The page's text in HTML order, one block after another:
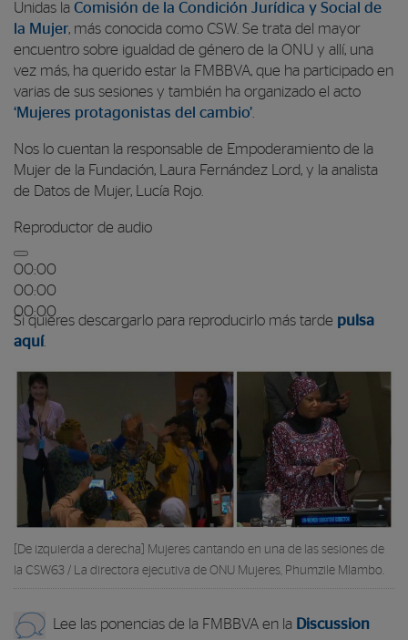
Unidas la Comisión de la Condición Jurídica y Social de
la Mujer, más conocida como CSW. Se trata del mayor
encuentro sobre igualdad de género de la ONU y allí, una
vez más, ha querido estar la FMBBVA, que ha participado en
varias de sus sesiones y también ha organizado el acto
‘Mujeres protagonistas del cambio’
Nos lo cuentan la responsable de Empoderamiento de la
Mujer de la Fundación, Laura Fernández Lord, y la analista
de Datos de Mujer, Lucía Rojo.
Reproductor de audio
00:00
00:00
00:00
Si quieres descargarlo para reproducirlo más tarde pulsa
aquí.
[De izquierda a derecha] Mujeres cantando en una de las sesiones de
la CSW63 / La directora ejecutiva de ONU Mujeres, Phumzile Mlambo.
Lee las ponencias de la FMBBVA en la Discussion